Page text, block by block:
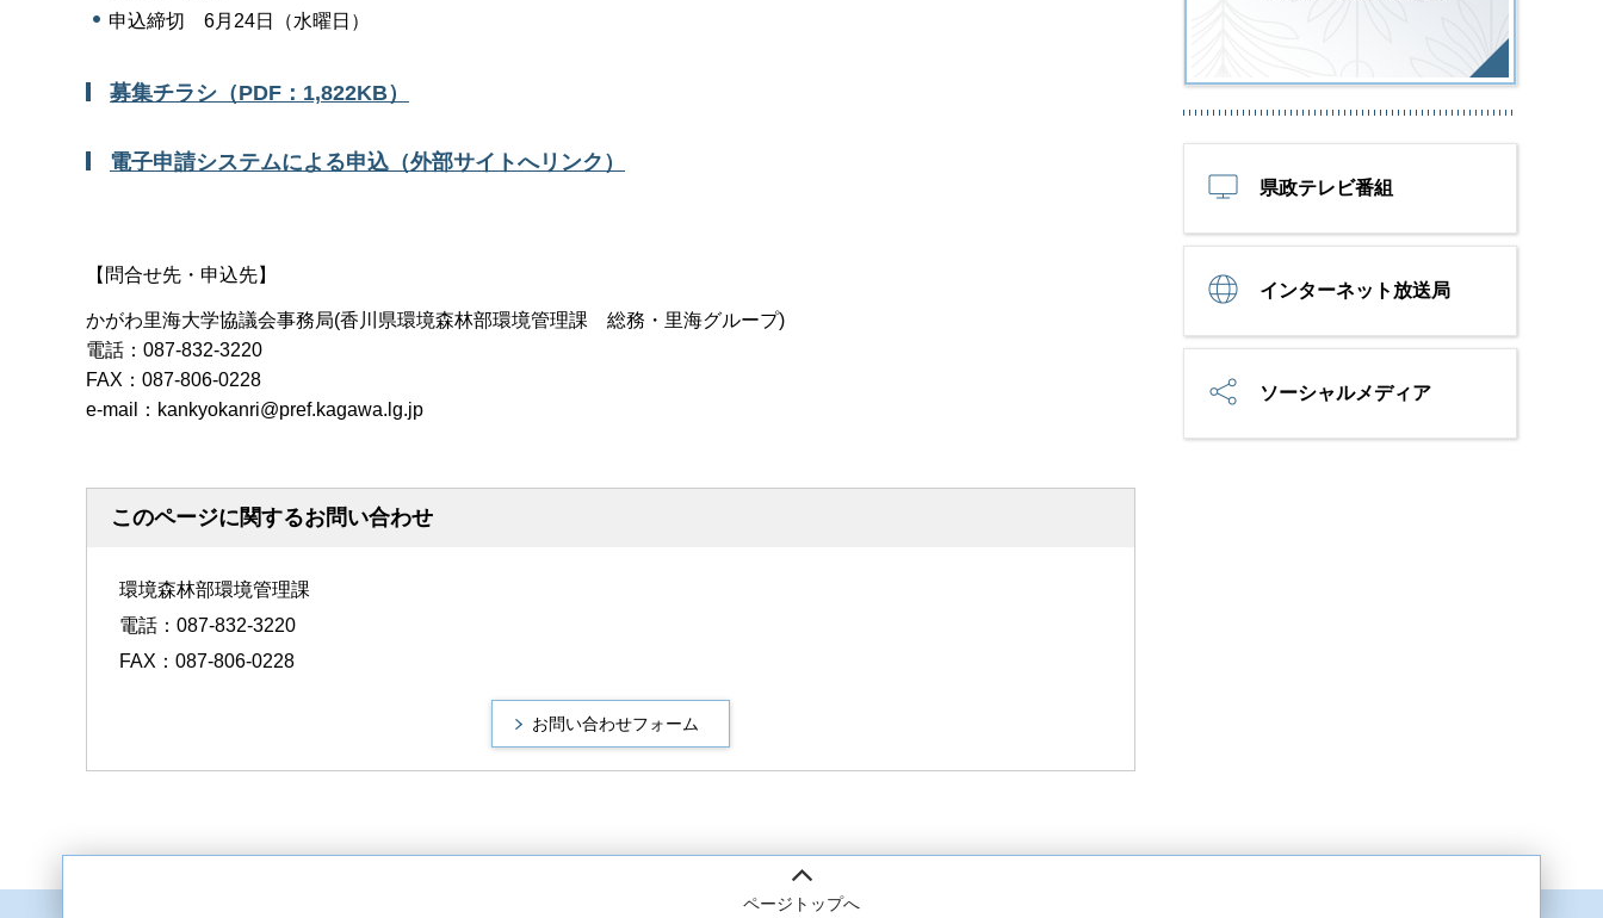
申込締切 6月24日（水曜日）
募集チラシ（PDF：1,822KB）
電子申請システムによる申込（外部サイトへリンク）
【問合せ先・申込先】
かがわ里海大学協議会事務局(香川県環境森林部環境管理課 総務・里海グループ)
電話：087-832-3220
FAX：087-806-0228
e-mail：kankyokanri@pref.kagawa.lg.jp
このページに関するお問い合わせ
環境森林部環境管理課
電話：087-832-3220
FAX：087-806-0228
県政テレビ番組
インターネット放送局
ソーシャルメディア
ページトップへ